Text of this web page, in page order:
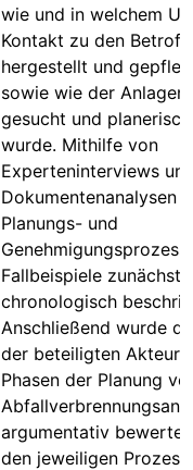
wie und in welchem
Kontakt zu den
hergestellt und
sowie wie der
gesucht und
wurde. Mithilfe von
Experteninterviews
Dokumentenanalysen
Planungs- und
Fallbeispiele zunächst
chronologisch
Anschließend wurde
der beteiligten
Phasen der Planung
argumentativ
den jeweiligen